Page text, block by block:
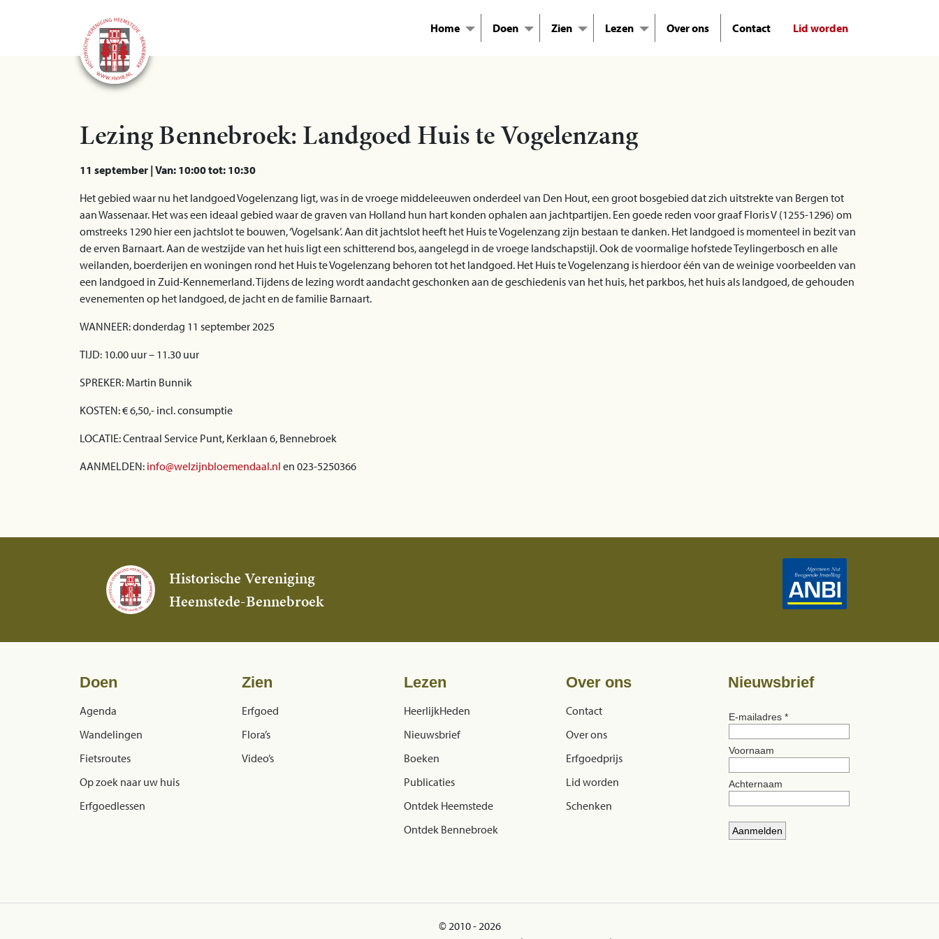
Home Doen Zien Lezen Over ons Contact Lid worden
Lezing Bennebroek: Landgoed Huis te Vogelenzang
11 september | Van: 10:00 tot: 10:30
Het gebied waar nu het landgoed Vogelenzang ligt, was in de vroege middeleeuwen onderdeel van Den Hout, een groot bosgebied dat zich uitstrekte van Bergen tot
aan Wassenaar. Het was een ideaal gebied waar de graven van Holland hun hart konden ophalen aan jachtpartijen. Een goede reden voor graaf Floris V (1255-1296) om
omstreeks 1290 hier een jachtslot te bouwen, ‘Vogelsank’. Aan dit jachtslot heeft het Huis te Vogelenzang zijn bestaan te danken. Het landgoed is momenteel in bezit van
de erven Barnaart. Aan de westzijde van het huis ligt een schitterend bos, aangelegd in de vroege landschapstijl. Ook de voormalige hofstede Teylingerbosch en alle
weilanden, boerderijen en woningen rond het Huis te Vogelenzang behoren tot het landgoed. Het Huis te Vogelenzang is hierdoor één van de weinige voorbeelden van
een landgoed in Zuid-Kennemerland. Tijdens de lezing wordt aandacht geschonken aan de geschiedenis van het huis, het parkbos, het huis als landgoed, de gehouden
evenementen op het landgoed, de jacht en de familie Barnaart.
WANNEER: donderdag 11 september 2025
TIJD: 10.00 uur – 11.30 uur
SPREKER: Martin Bunnik
KOSTEN: € 6,50,- incl. consumptie
LOCATIE: Centraal Service Punt, Kerklaan 6, Bennebroek
AANMELDEN: info@welzijnbloemendaal.nl en 023-5250366
Historische Vereniging
Heemstede-Bennebroek
Doen
Agenda
Wandelingen
Fietsroutes
Op zoek naar uw huis
Erfgoedlessen
Zien
Erfgoed
Flora’s
Video’s
Lezen
HeerlijkHeden
Nieuwsbrief
Boeken
Publicaties
Ontdek Heemstede
Ontdek Bennebroek
Over ons
Contact
Over ons
Erfgoedprijs
Lid worden
Schenken
Nieuwsbrief
© 2010 - 2026